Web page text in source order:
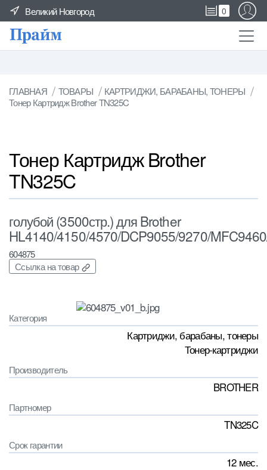
Великий Новгород 0
ГЛАВНАЯ ТОВАРЫ
КАРТРИДЖИ, БАРАБАНЫ, ТОНЕРЫ
Тонер Картридж Brother TN325C
Тонер Картридж Brother
TN325C
голубой (3500стр.) для Brother
HL4140/4150/4570/DCP9055/9270/
604875
Ссылка на товар
Категория
Картриджи, барабаны, тонеры
Тонер-картриджи
Производитель
BROTHER
Партномер
TN325C
Срок гарантии
12 мес.